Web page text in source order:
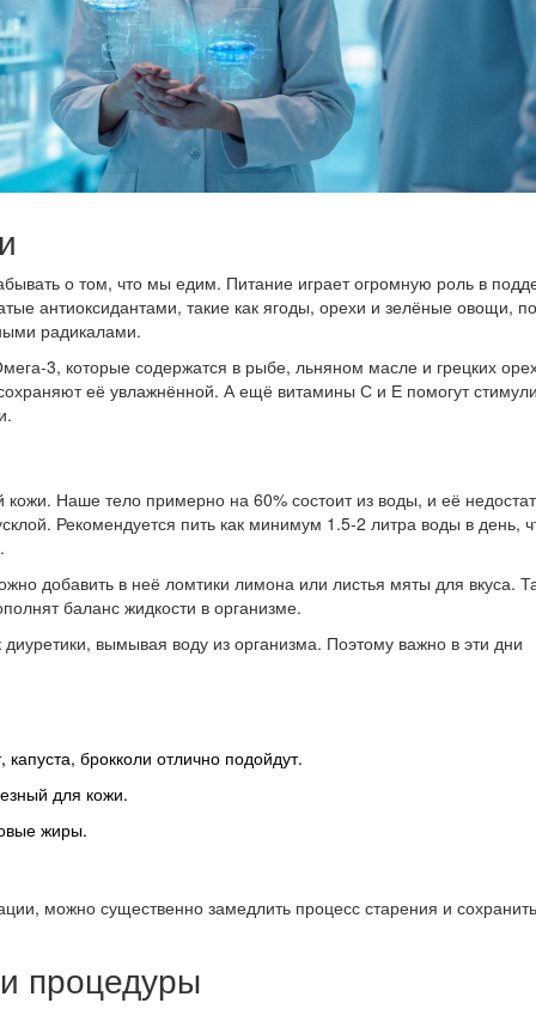
о том, что мы едим. Питание играет огромную роль в
антиоксидантами, такие как ягоды, орехи и зелёные овощи,
радикалами.
3, которые содержатся в рыбе, льняном масле и грецких
её увлажнённой. А ещё витамины С и Е помогут
Наше тело примерно на 60% состоит из воды, и её
Рекомендуется пить как минимум 1.5-2 литра воды в день,
добавить в неё ломтики лимона или листья мяты для вкуса.
баланс жидкости в организме.
вымывая воду из организма. Поэтому важно в эти дни
брокколи отлично подойдут.
для кожи.
жиры.
можно существенно замедлить процесс старения и
процедуры